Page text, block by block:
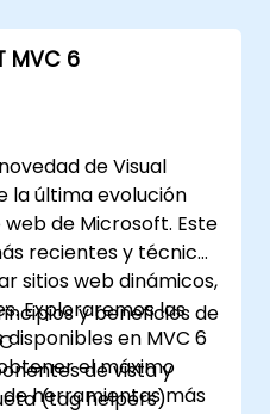
MVC 6
de Visual
la última evolución
de Microsoft. Este
recientes y técnicas
sitios web dinámicos,
Exploraremos las
en MVC 6
el máximo
herramientas más
y beneficios de
de vista y
(tag helpers)